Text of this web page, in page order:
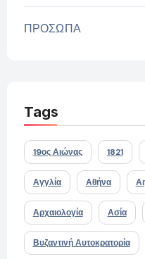
ΠΡΟΣΩΠΑ
Tags
19ος Αιώνας 1821
Αγγλία Αθήνα
Αρχαιολογία Ασία
Βυζαντινή Αυτοκρατορία